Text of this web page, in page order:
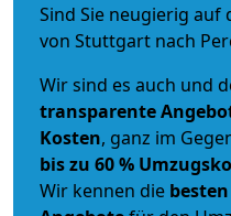
Sind Sie neugierig auf
von Stuttgart nach
Wir sind es auch und
transparente
Kosten, ganz im
bis zu 60 %
Wir kennen die